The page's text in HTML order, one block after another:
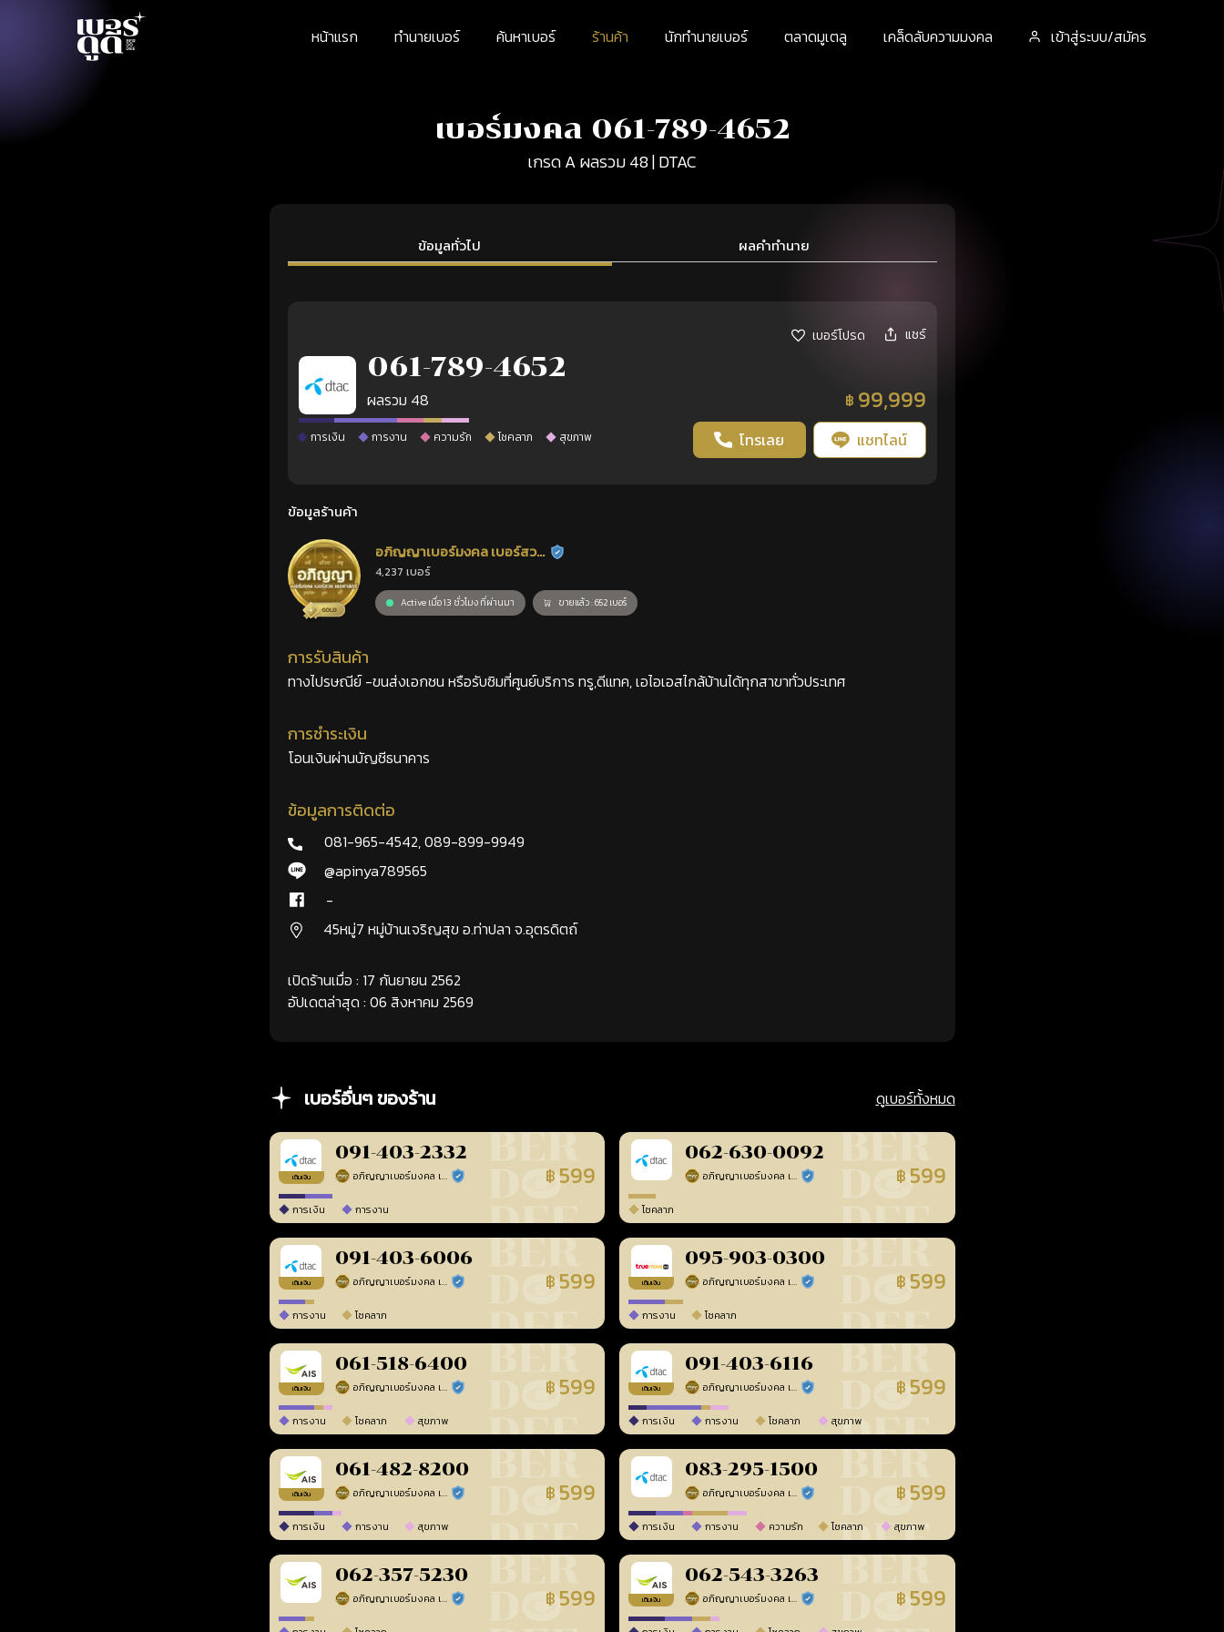
หน้าแรก ทำนายเบอร์ ค้นหาเบอร์ ร้านค้า นักทำนายเบอร์ ตลาดมูเตลู เคล็ดลับความมงคล เข้าสู่ระบบ/สมัคร
เบอร์มงคล 061-789-4652
เกรด A ผลรวม 48 | DTAC
ข้อมูลทั่วไป ผลคำทำนาย
เบอร์โปรด แชร์
061-789-4652
ผลรวม 48 ฿ 99,999
การเงิน การงาน ความรัก โชคลาภ สุขภาพ โทรเลย แชทไลน์
ข้อมูลร้านค้า
อภิญญาเบอร์มงคล เบอร์สวย
เลขศาสตร์
ร้านยืนยันแล้ว
4,237 เบอร์
Active เมื่อ 13 ชั่วโมง ที่ผ่านมา ขายแล้ว : 652 เบอร์
การรับสินค้า
ทางไปรษณีย์ -ขนส่งเอกชน หรือรับซิมที่ศูนย์บริการ ทรู,ดีแทค, เอไอเอสไกล้บ้านได้ทุกสาขาทั่วประเทศ
การชำระเงิน
โอนเงินผ่านบัญชีธนาคาร
ข้อมูลการติดต่อ
081-965-4542,089-899-9949
@apinya789565
-
45หมู่7 หมู่บ้านเจริญสุข อ.ท่าปลา จ.อุตรดิตถ์
เปิดร้านเมื่อ : 17 กันยายน 2562
อัปเดตล่าสุด : 06 สิงหาคม 2569
เบอร์อื่นๆ ของร้าน ดูเบอร์ทั้งหมด
เติมเงิน
091-403-2332
อภิญญาเบอร์มงคล เบอร์สวยเลขศาสตร์ ร้านยืนยันแล้ว ฿ 599
การเงิน การงาน
062-630-0092
อภิญญาเบอร์มงคล เบอร์สวยเลขศาสตร์ ร้านยืนยันแล้ว ฿ 599
โชคลาภ
เติมเงิน
091-403-6006
อภิญญาเบอร์มงคล เบอร์สวยเลขศาสตร์ ร้านยืนยันแล้ว ฿ 599
การงาน โชคลาภ
เติมเงิน
095-903-0300
อภิญญาเบอร์มงคล เบอร์สวยเลขศาสตร์ ร้านยืนยันแล้ว ฿ 599
การงาน โชคลาภ
เติมเงิน
061-518-6400
อภิญญาเบอร์มงคล เบอร์สวยเลขศาสตร์ ร้านยืนยันแล้ว ฿ 599
การงาน โชคลาภ สุขภาพ
เติมเงิน
091-403-6116
อภิญญาเบอร์มงคล เบอร์สวยเลขศาสตร์ ร้านยืนยันแล้ว ฿ 599
การเงิน การงาน โชคลาภ สุขภาพ
เติมเงิน
061-482-8200
อภิญญาเบอร์มงคล เบอร์สวยเลขศาสตร์ ร้านยืนยันแล้ว ฿ 599
การเงิน การงาน สุขภาพ
083-295-1500
อภิญญาเบอร์มงคล เบอร์สวยเลขศาสตร์ ร้านยืนยันแล้ว ฿ 599
การเงิน การงาน ความรัก โชคลาภ สุขภาพ
062-357-5230
อภิญญาเบอร์มงคล เบอร์สวยเลขศาสตร์ ร้านยืนยันแล้ว ฿ 599 เติมเงิน
062-543-3263
อภิญญาเบอร์มงคล เบอร์สวยเลขศาสตร์ ร้านยืนยันแล้ว ฿ 599